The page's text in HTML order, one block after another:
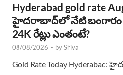
Hyderabad gold rate
హైదరాబాద్‌లో నేటి బంగారం
24K రేట్లు ఎంతంటే?
08/08/2026 - byShiva
Gold Rate Today Hyderabad: